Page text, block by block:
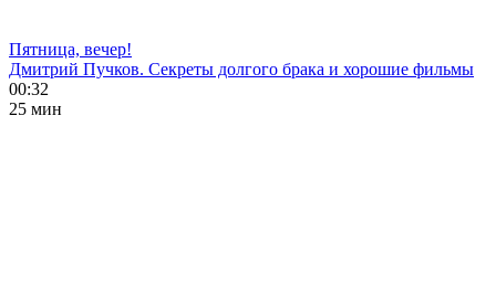
Пятница, вечер!
Дмитрий Пучков. Секреты долгого брака и хорошие фильмы
00:32
25 мин